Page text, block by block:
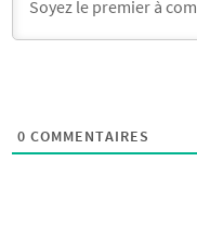
0 COMMENTAIRES